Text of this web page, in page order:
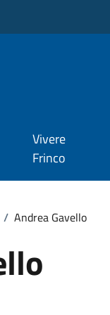
Vivere
Frinco
/ Andrea Gavello